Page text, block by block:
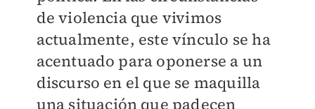
de violencia que vivimos
actualmente, este vínculo se ha
acentuado para oponerse a un
discurso en el que se maquilla
una situación que padecen